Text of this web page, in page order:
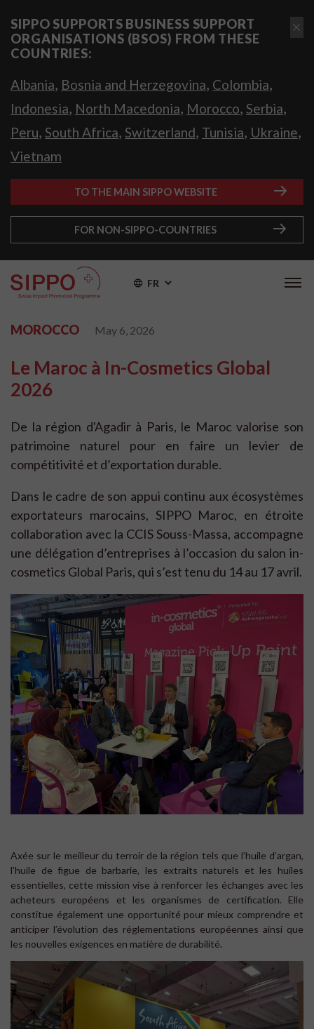
SIPPO SUPPORTS BUSINESS SUPPORT
ORGANISATIONS (BSOS) FROM THESE
COUNTRIES:
Albania, Bosnia and Herzegovina, Colombia,
Indonesia, North Macedonia, Morocco, Serbia,
Peru, South Africa, Switzerland, Tunisia, Ukraine,
Vietnam
TO THE MAIN SIPPO WEBSITE
FOR NON-SIPPO-COUNTRIES
FR
MOROCCO May 6, 2026
Le Maroc à In-Cosmetics Global
2026
De la région d'Agadir à Paris, le Maroc valorise son
patrimoine naturel pour en faire un levier de
compétitivité et d’exportation durable.
Dans le cadre de son appui continu aux écosystèmes
exportateurs marocains, SIPPO Maroc, en étroite
collaboration avec la CCIS Souss-Massa, accompagne
une délégation d’entreprises à l’occasion du salon in-
cosmetics Global Paris, qui s’est tenu du 14 au 17 avril.
Axée sur le meilleur du terroir de la région tels que l’huile d’argan,
l’huile de figue de barbarie, les extraits naturels et les huiles
essentielles, cette mission vise à renforcer les échanges avec les
acheteurs européens et les organismes de certification. Elle
constitue également une opportunité pour mieux comprendre et
anticiper l’évolution des réglementations européennes ainsi que
les nouvelles exigences en matière de durabilité.